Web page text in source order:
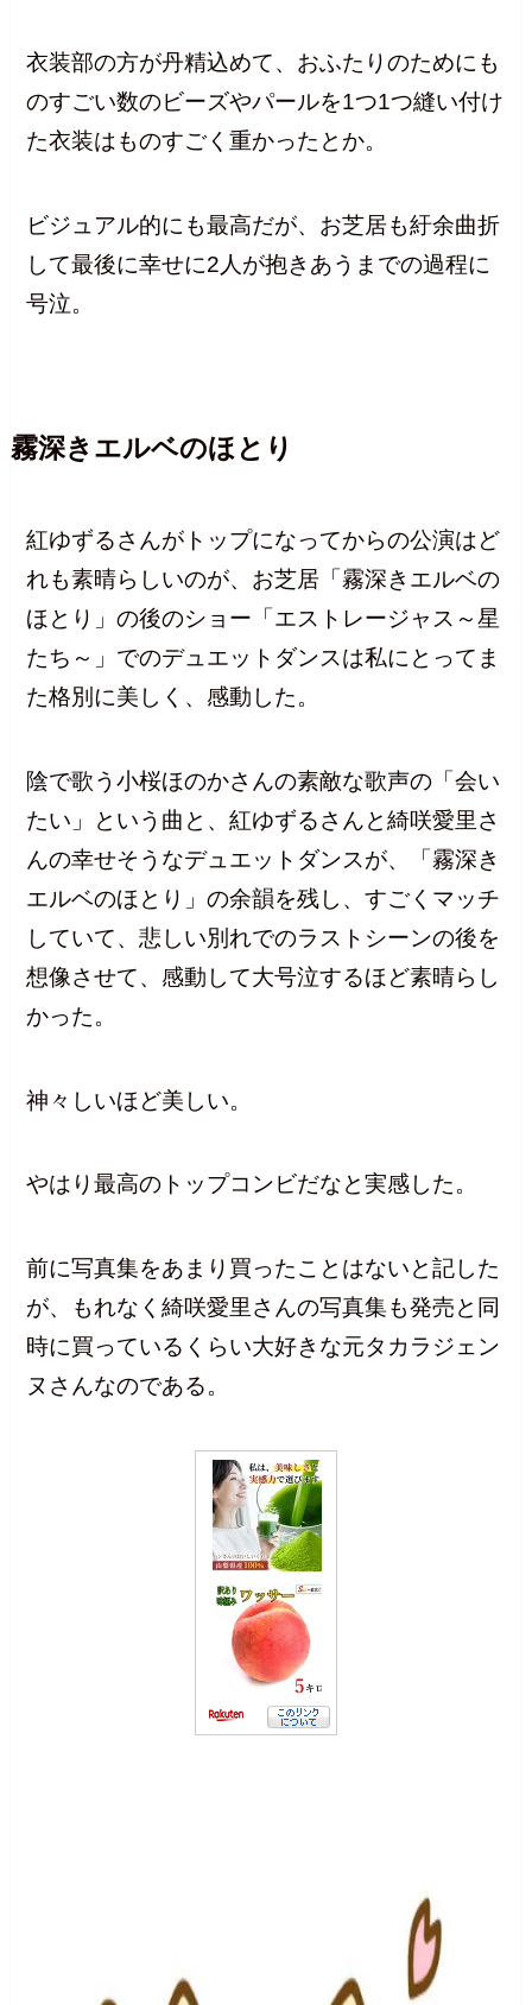
衣装部の方が丹精込めて、おふたりのためにも
のすごい数のビーズやパールを1つ1つ縫い付け
た衣装はものすごく重かったとか。
ビジュアル的にも最高だが、お芝居も紆余曲折
して最後に幸せに2人が抱きあうまでの過程に
号泣。
霧深きエルベのほとり
紅ゆずるさんがトップになってからの公演はど
れも素晴らしいのが、お芝居「霧深きエルベの
ほとり」の後のショー「エストレージャス～星
たち～」でのデュエットダンスは私にとってま
た格別に美しく、感動した。
陰で歌う小桜ほのかさんの素敵な歌声の「会い
たい」という曲と、紅ゆずるさんと綺咲愛里さ
んの幸せそうなデュエットダンスが、「霧深き
エルベのほとり」の余韻を残し、すごくマッチ
していて、悲しい別れでのラストシーンの後を
想像させて、感動して大号泣するほど素晴らし
かった。
神々しいほど美しい。
やはり最高のトップコンビだなと実感した。
前に写真集をあまり買ったことはないと記した
が、もれなく綺咲愛里さんの写真集も発売と同
時に買っているくらい大好きな元タカラジェン
ヌさんなのである。